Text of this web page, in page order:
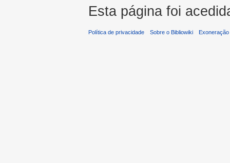
Esta página foi
Política de privacidade Sobre o Bibliowiki